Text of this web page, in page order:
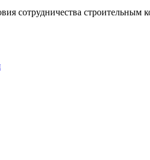
сотрудничества строительным